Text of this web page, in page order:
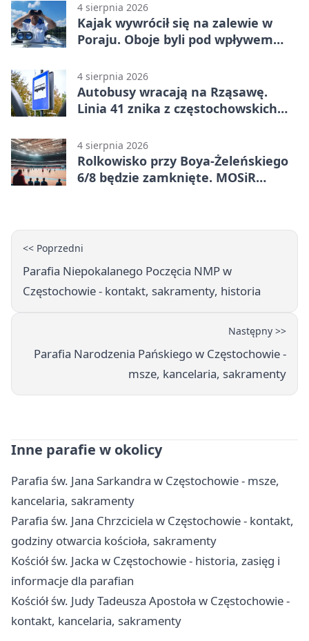
4 sierpnia 2026
Kajak wywrócił się na zalewie w
Poraju. Oboje byli pod wpływem
4 sierpnia 2026
Autobusy wracają na Rząsawę.
Linia 41 znika z częstochowskich
4 sierpnia 2026
Rolkowisko przy Boya-Żeleńskiego
6/8 będzie zamknięte. MOSiR
<< Poprzedni
Parafia Niepokalanego Poczęcia NMP w
Częstochowie - kontakt, sakramenty, historia
Następny >>
Parafia Narodzenia Pańskiego w Częstochowie -
msze, kancelaria, sakramenty
Inne parafie w okolicy
Parafia św. Jana Sarkandra w Częstochowie - msze,
kancelaria, sakramenty
Parafia św. Jana Chrzciciela w Częstochowie - kontakt,
godziny otwarcia kościoła, sakramenty
Kościół św. Jacka w Częstochowie - historia, zasięg i
informacje dla parafian
Kościół św. Judy Tadeusza Apostoła w Częstochowie -
kontakt, kancelaria, sakramenty